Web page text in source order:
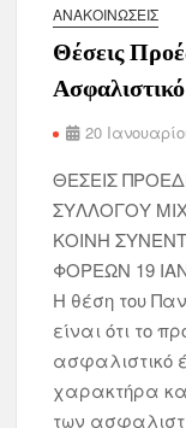
ΑΝΑΚΟΙΝΏΣΕΙΣ
Θέσεις
Ασφαλιστικό
20
ΘΕΣΕΙΣ
ΣΥΛΛΟΓΟΥ
ΚΟΙΝΗ
ΦΟΡΕΩΝ 19
Η θέση του
είναι ότι το
ασφαλιστικό
χαρακτήρα
των